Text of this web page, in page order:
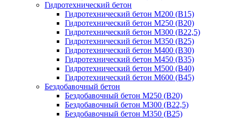
Гидротехнический бетон
Гидротехнический бетон М200 (B15)
Гидротехнический бетон М250 (B20)
Гидротехнический бетон М300 (B22,5)
Гидротехнический бетон М350 (B25)
Гидротехнический бетон М400 (B30)
Гидротехнический бетон М450 (B35)
Гидротехнический бетон М500 (B40)
Гидротехнический бетон М600 (B45)
Бездобавочный бетон
Бездобавочный бетон М250 (B20)
Бездобавочный бетон М300 (B22,5)
Бездобавочный бетон М350 (B25)